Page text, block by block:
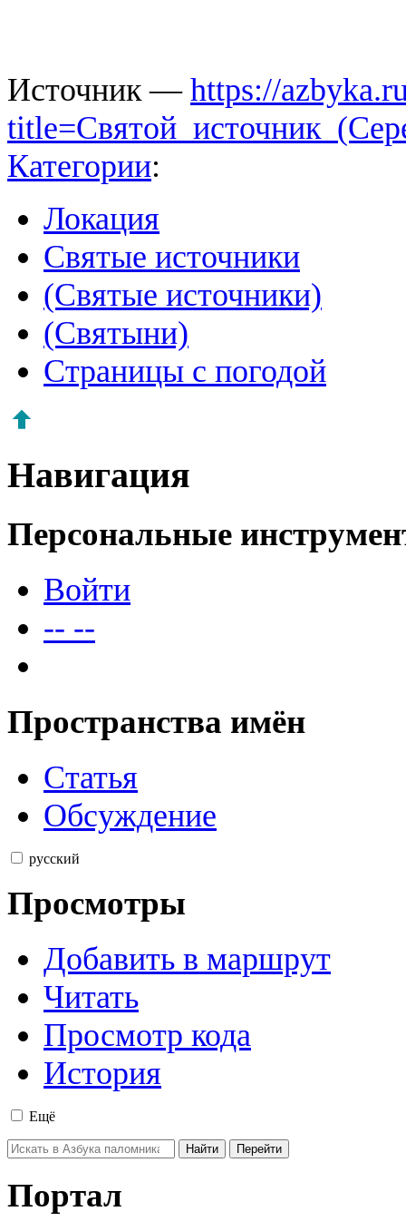
Источник — https://
Категории:
Локация
Святые источники
(Святые источники)
(Святыни)
Страницы с погодой
Навигация
Персональные
Войти
-- --
Пространства имён
Статья
Обсуждение
русский
Просмотры
Добавить в маршрут
Читать
Просмотр кода
История
Ещё
Портал